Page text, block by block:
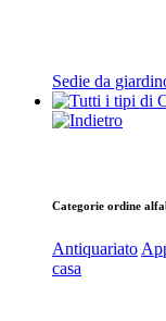
Sedie da
Categorie ordine
Antiquariato
casa